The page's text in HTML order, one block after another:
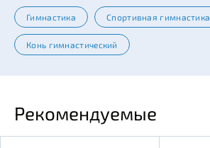
Гимнастика Спортивная гимнастика
Конь гимнастический
Рекомендуемые